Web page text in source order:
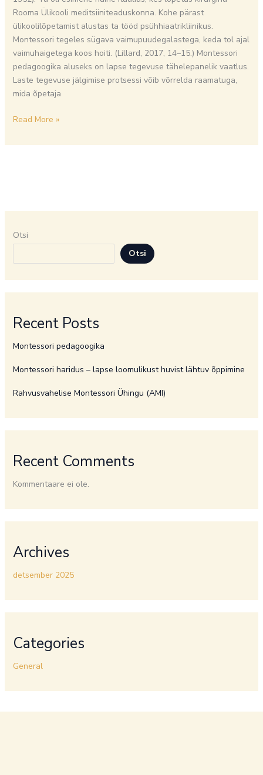
Rooma Ülikooli meditsiiniteaduskonna. Kohe pärast
ülikoolilõpetamist alustas ta tööd psühhiaatrikliinikus.
Montessori tegeles sügava vaimupuudegalastega, keda tol ajal
vaimuhaigetega koos hoiti. (Lillard, 2017, 14–15.) Montessori
pedagoogika aluseks on lapse tegevuse tähelepanelik vaatlus.
Laste tegevuse jälgimise protsessi võib võrrelda raamatuga,
mida õpetaja
Read More »
Otsi
Otsi
Recent Posts
Montessori pedagoogika
Montessori haridus – lapse loomulikust huvist lähtuv õppimine
Rahvusvahelise Montessori Ühingu (AMI)
Recent Comments
Kommentaare ei ole.
Archives
detsember 2025
Categories
General